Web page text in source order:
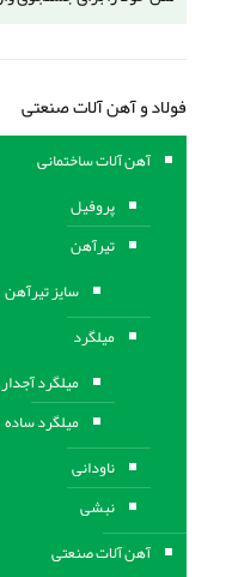
فولاد و آهن آلات صنعتی
آهن آلات ساختمانی
پروفیل
تیرآهن
سایز تیرآهن
میلگرد
میلگرد آجدار
میلگرد ساده
ناودانی
نبشی
آهن آلات صنعتی